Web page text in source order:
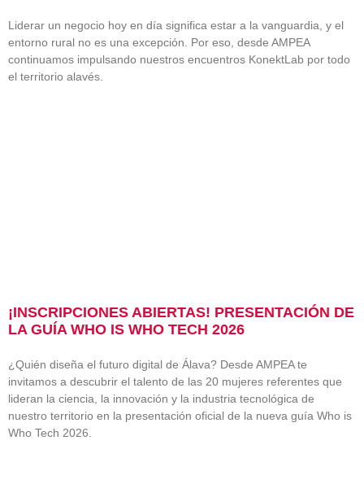
Liderar un negocio hoy en día significa estar a la vanguardia, y el
entorno rural no es una excepción. Por eso, desde AMPEA
continuamos impulsando nuestros encuentros KonektLab por todo
el territorio alavés.
¡INSCRIPCIONES ABIERTAS! PRESENTACIÓN DE
LA GUÍA WHO IS WHO TECH 2026
¿Quién diseña el futuro digital de Álava? Desde AMPEA te
invitamos a descubrir el talento de las 20 mujeres referentes que
lideran la ciencia, la innovación y la industria tecnológica de
nuestro territorio en la presentación oficial de la nueva guía Who is
Who Tech 2026.